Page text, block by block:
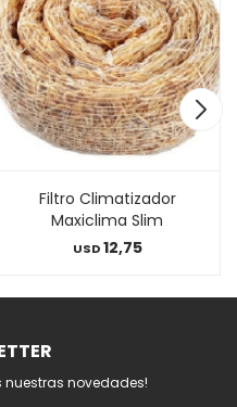
Filtro Climatizador
Maxiclima Slim
USD12,75
nuestras novedades!